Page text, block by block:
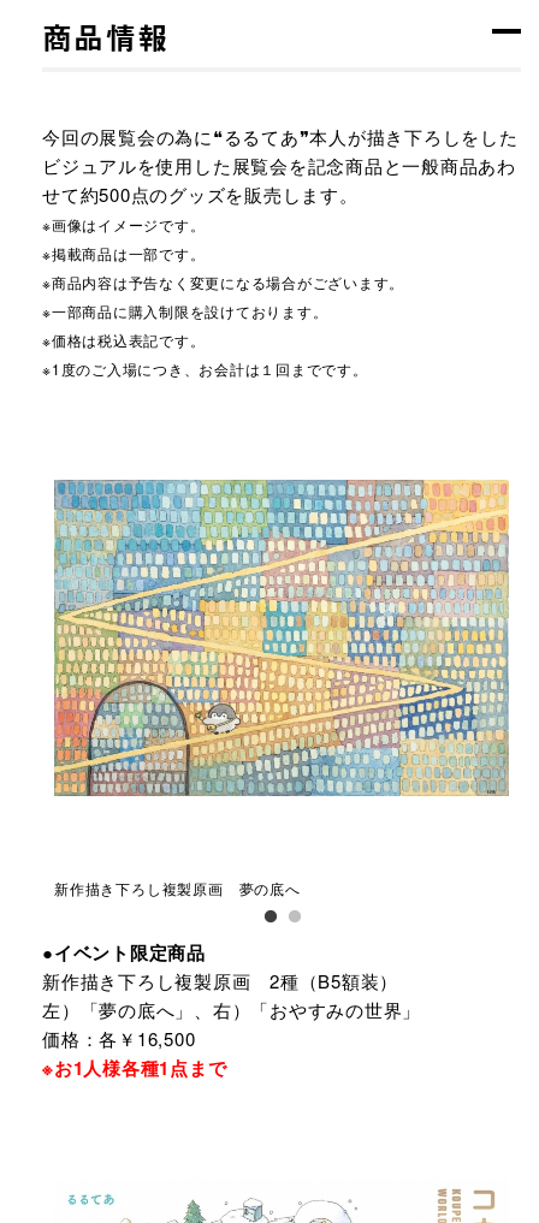
商品情報
今回の展覧会の為に❝るるてあ❞本人が描き下ろしをした
ビジュアルを使用した展覧会を記念商品と一般商品あわ
せて約500点のグッズを販売します。
※画像はイメージです。
※掲載商品は一部です。
※商品内容は予告なく変更になる場合がございます。
※一部商品に購入制限を設けております。
※価格は税込表記です。
※1度のご入場につき、お会計は１回までです。
新作描き下ろし複製原画 夢の底へ
●イベント限定商品
新作描き下ろし複製原画 2種（B5額装）
左）「夢の底へ」、右）「おやすみの世界」
価格：各￥16,500
※お1人様各種1点まで